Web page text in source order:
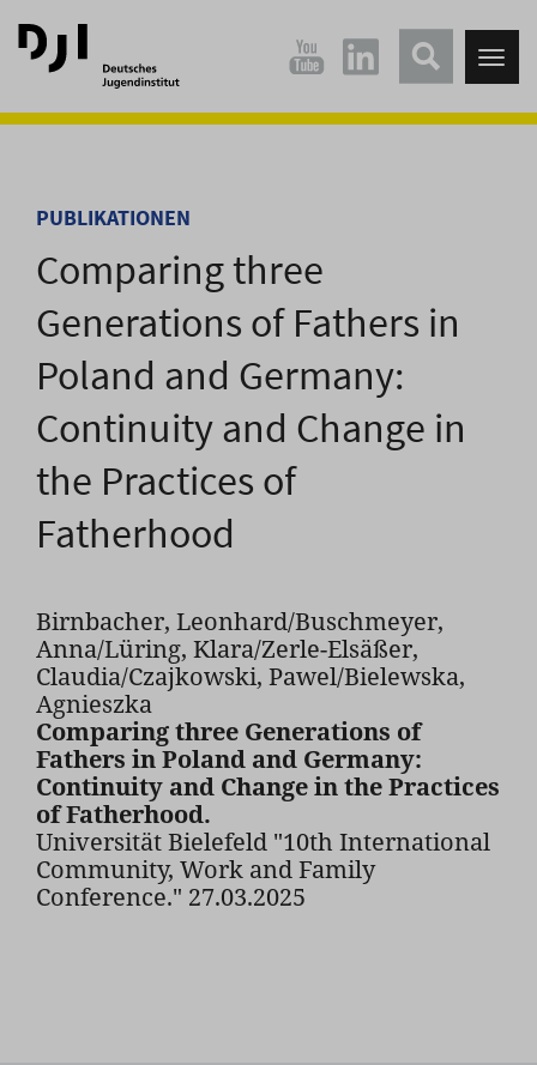
Direkt
zum
Hauptinhalt
Direkt
zum
Hauptmenü
PUBLIKATIONEN
Comparing three
Generations of Fathers in
Poland and Germany:
Continuity and Change in
the Practices of
Fatherhood
Birnbacher, Leonhard/Buschmeyer,
Anna/Lüring, Klara/Zerle-Elsäßer,
Claudia/Czajkowski, Pawel/Bielewska,
Agnieszka
Comparing three Generations of
Fathers in Poland and Germany:
Continuity and Change in the Practices
of Fatherhood.
Universität Bielefeld "10th International
Community, Work and Family
Conference." 27.03.2025